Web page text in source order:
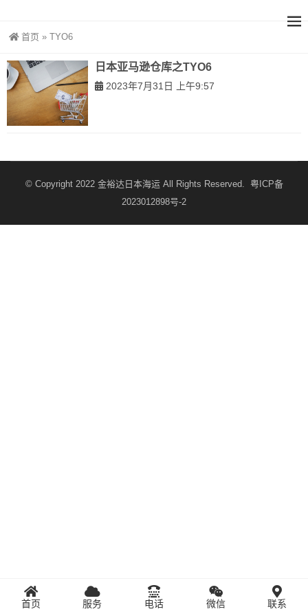
首页 » TYO6
日本亚马逊仓库之TYO6
2023年7月31日 上午9:57
© Copyright 2022 金裕达日本海运All Rights Reserved. 粤ICP备
2023012898号-2
首页 服务 电话 微信 联系